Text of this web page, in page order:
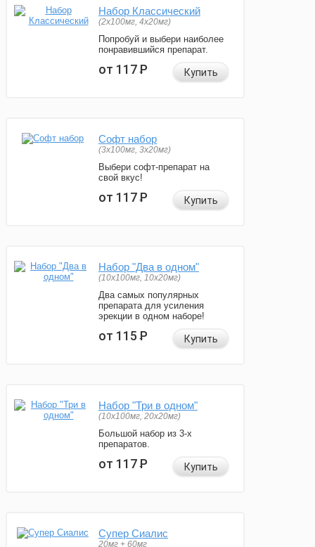
Набор Классический
(2x100мг, 4x20мг)
Попробуй и выбери наиболее
понравившийся препарат.
от 117Р Купить
Софт набор
(3x100мг, 3x20мг)
Выбери софт-препарат на
свой вкус!
от 117Р Купить
Набор "Два в одном"
(10x100мг, 10x20мг)
Два самых популярных
препарата для усиления
эрекции в одном наборе!
от 115Р Купить
Набор "Три в одном"
(10x100мг, 20x20мг)
Большой набор из 3-х
препаратов.
от 117Р Купить
Супер Сиалис
20мг + 60мг